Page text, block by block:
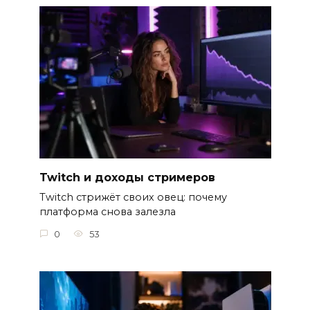
Twitch и доходы стримеров
Twitch стрижёт своих овец: почему
платформа снова залезла
0 53